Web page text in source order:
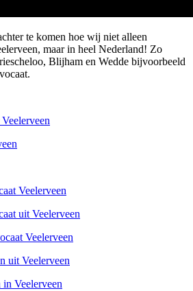
te komen hoe wij niet alleen
maar in heel Nederland! Zo
Blijham en Wedde bijvoorbeeld
Veelerveen
uit Veelerveen
Veelerveen
uit Veelerveen
in Veelerveen